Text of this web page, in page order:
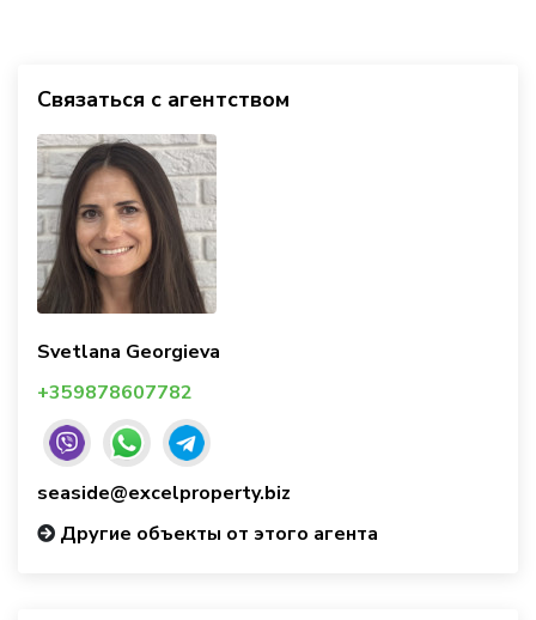
Связаться с агентством
Svetlana Georgieva
+359878607782
seaside@excelproperty.biz
Другие объекты от этого агента